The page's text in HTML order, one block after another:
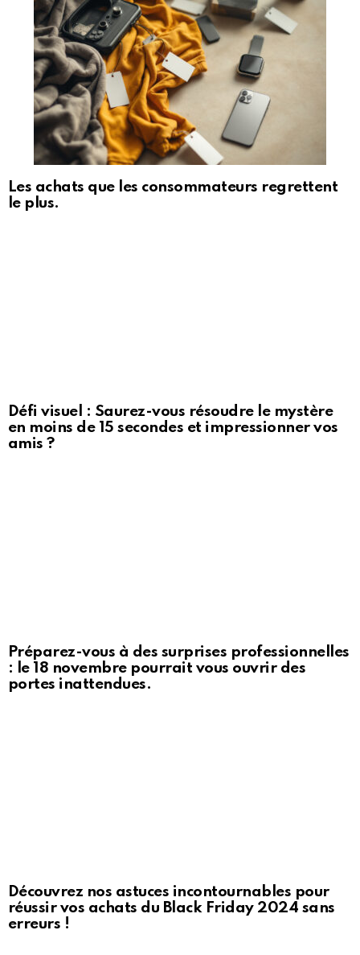
Les achats que les consommateurs regrettent
le plus.
Défi visuel : Saurez-vous résoudre le mystère
en moins de 15 secondes et impressionner vos
amis ?
Préparez-vous à des surprises professionnelles
: le 18 novembre pourrait vous ouvrir des
portes inattendues.
Découvrez nos astuces incontournables pour
réussir vos achats du Black Friday 2024 sans
erreurs !